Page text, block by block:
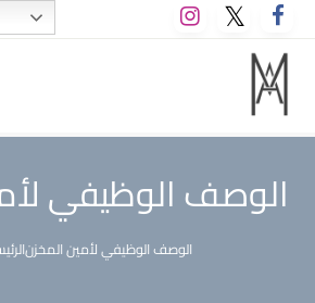
التخطي
إلى
المحتوى
M A hotels | إم ايه هوتيلز
الموقع الأول للعاملين في الفنادق في
الوصف الوظيفي
الوصف الوظيفي لأمين المخزن